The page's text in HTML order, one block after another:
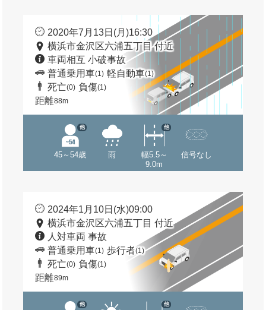
2020年7月13日(月)16:30
横浜市金沢区六浦五丁目 付近
車両相互 小破事故
普通乗用車(1) 軽自動車(1)
死亡(0) 負傷(1)
距離88m
45～54歳
他
雨
幅5.5～
9.0m
他
信号なし
2024年1月10日(水)09:00
横浜市金沢区六浦五丁目 付近
人対車両 事故
普通乗用車(1) 歩行者(1)
死亡(0) 負傷(1)
距離89m
他 他